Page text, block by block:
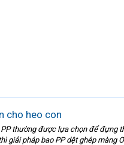
cho heo con
PP thường được lựa chọn để
pháp bao PP dệt ghép màng